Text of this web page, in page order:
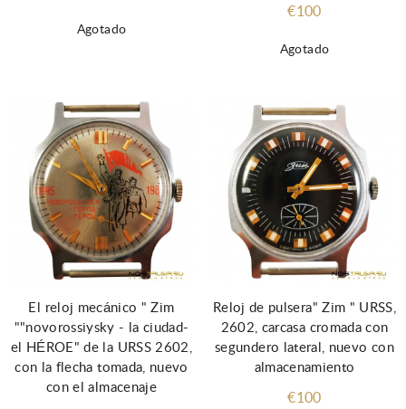
Agotado
Agotado
€100
El reloj mecánico " Zim
""novorossiysky - la ciudad-
el HÉROE" de la URSS 2602,
con la flecha tomada, nuevo
con el almacenaje
Reloj de pulsera" Zim " URSS,
2602, carcasa cromada con
segundero lateral, nuevo con
almacenamiento
€100